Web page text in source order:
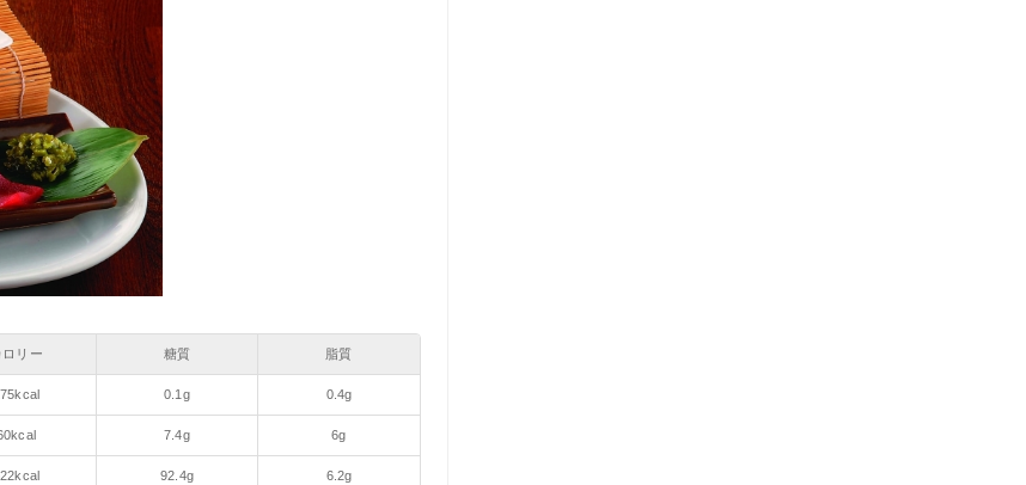
ロリー 糖質 脂質
0.1g 0.4g
7.4g 6g
92.4g 6.2g